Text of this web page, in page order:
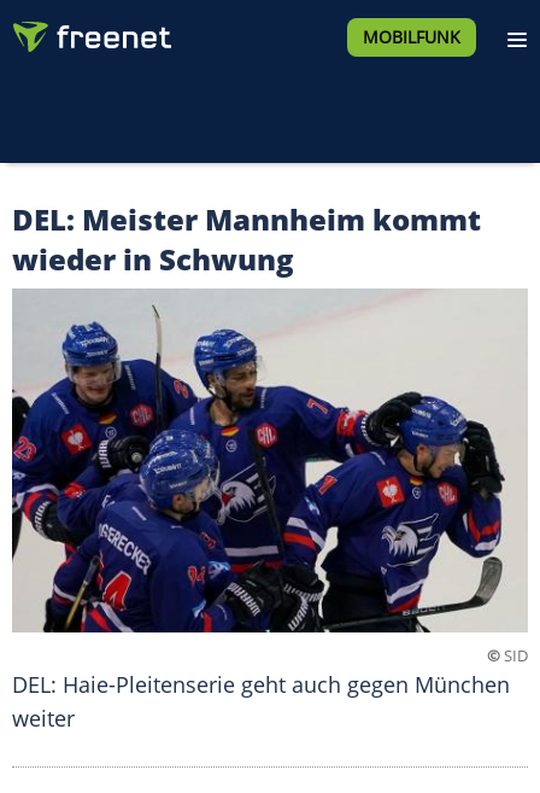
MOBILFUNK
DEL: Meister Mannheim kommt
wieder in Schwung
©SID
DEL: Haie-Pleitenserie geht auch gegen München
weiter